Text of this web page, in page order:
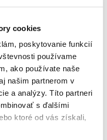
cookies
poskytovanie funkcií
používame
ako používate naše
našim partnerom v
a analýzy. Títo partneri
s ďalšími
ktoré od vás získali,